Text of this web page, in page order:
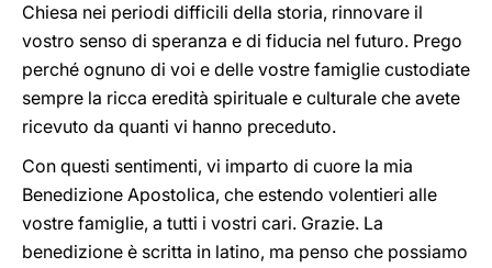
Chiesa nei periodi difficili della storia, rinnovare il
vostro senso di speranza e di fiducia nel futuro. Prego
perché ognuno di voi e delle vostre famiglie custodiate
sempre la ricca eredità spirituale e culturale che avete
ricevuto da quanti vi hanno preceduto.
Con questi sentimenti, vi imparto di cuore la mia
Benedizione Apostolica, che estendo volentieri alle
vostre famiglie, a tutti i vostri cari. Grazie. La
benedizione è scritta in latino, ma penso che possiamo